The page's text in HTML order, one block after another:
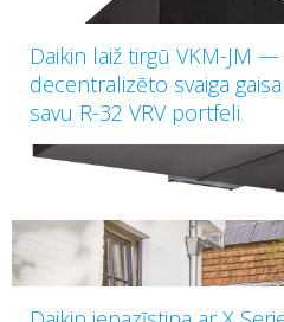
Daikin laiž tirgū VKM-JM
decentralizēto svaiga
savu R-32 VRV portfeli